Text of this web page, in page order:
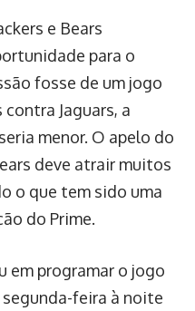
e Bears
para o
fosse de um jogo
Jaguars, a
menor. O apelo do
deve atrair muitos
o que tem sido uma
do Prime.
em programar o jogo
segunda-feira à noite